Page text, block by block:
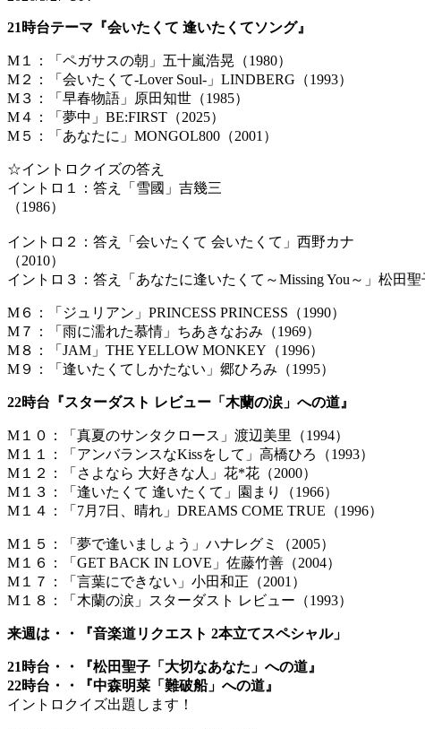
21時台テーマ『会いたくて 逢いたくてソング』
M１：「ペガサスの朝」五十嵐浩晃（1980）
M２：「会いたくて-Lover Soul-」LINDBERG（1993）
M３：「早春物語」原田知世（1985）
M４：「夢中」BE:FIRST（2025）
M５：「あなたに」MONGOL800（2001）
☆イントロクイズの答え
イントロ１：答え「雪國」吉幾三
イントロ２：答え「会いたくて 会いたくて」西野カナ
（
イントロ３：答え「あなたに逢いたくて～Missing You～」松田聖
M６：「ジュリアン」PRINCESS PRINCESS（1990）
M７：「雨に濡れた慕情」ちあきなおみ（1969）
M８：「JAM」THE YELLOW MONKEY（1996）
M９：「逢いたくてしかたない」郷ひろみ（1995）
22時台『スターダスト レビュー「木蘭の涙」への道』
M１０：「真夏のサンタクロース」渡辺美里（1994）
M１１：「アンバランスなKissをして」高橋ひろ（1993）
M１２：「さよなら 大好きな人」花*花（2000）
M１３：「逢いたくて 逢いたくて」園まり（1966）
M１４：「7月7日、晴れ」DREAMS COME TRUE（1996）
M１５：「夢で逢いましょう」ハナレグミ（2005）
M１６：「GET BACK IN LOVE」佐藤竹善（2004）
M１７：「言葉にできない」小田和正（2001）
M１８：「木蘭の涙」スターダスト レビュー（1993）
来週は・・『音楽道リクエスト 2本立てスペシャル」
21時台・・『松田聖子「大切なあなた」への道』
22時台・・『中森明菜「難破船」への道』
イントロクイズ出題します！